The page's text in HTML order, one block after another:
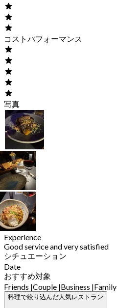
コストパフォーマンス
写真
Experience
Good service and very satisfied
シチュエーション
Date
おすすめ対象
Friends |Couple |Business |Family
料理で絞り込んだ人気レストラン